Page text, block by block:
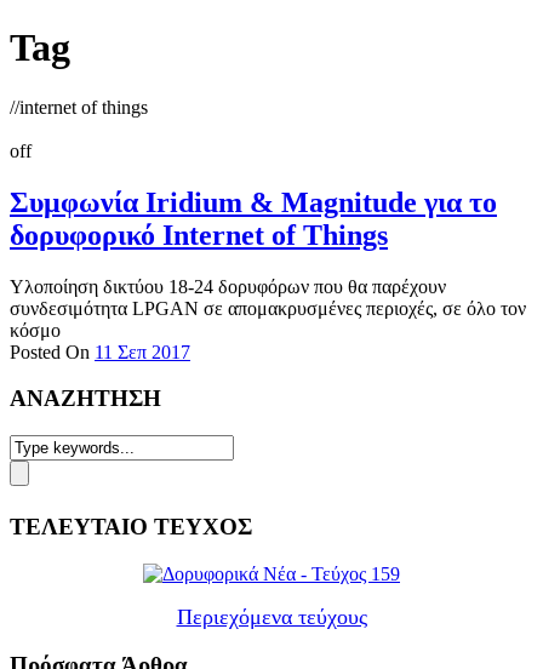
Tag
//internet of things
off
Συμφωνία Iridium & Magnitude για το
δορυφορικό Internet of Things
Υλοποίηση δικτύου 18-24 δορυφόρων που θα παρέχουν
συνδεσιμότητα LPGAN σε απομακρυσμένες περιοχές, σε όλο τον
κόσμο
Posted On 11 Σεπ 2017
ΑΝΑΖΗΤΗΣΗ
ΤΕΛΕΥΤΑΙΟ ΤΕΥΧΟΣ
Περιεχόμενα τεύχους